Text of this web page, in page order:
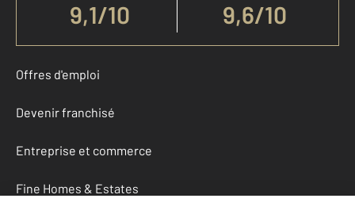
9,1/10 9,6/10
Offres d'emploi
Devenir franchisé
Entreprise et commerce
Fine Homes & Estates